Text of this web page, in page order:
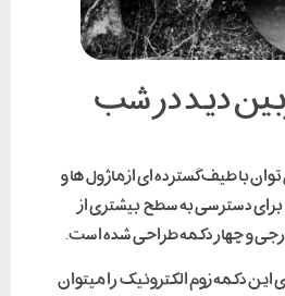
دید در شب
با طیف گسترده ای از ماژول ها و
دسترسی به سطح بیشتری از
و چهار دکمه طراحی شده است.
این دکمه زوم الکترونیک را میتوان